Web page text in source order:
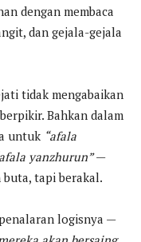
dengan membaca
dan gejala-gejala
tidak mengabaikan
Bahkan dalam
untuk “afala
yanzhurun”—
tapi berakal.
logisnya —